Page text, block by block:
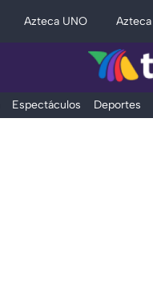
Azteca UNO
Espectáculos Deportes